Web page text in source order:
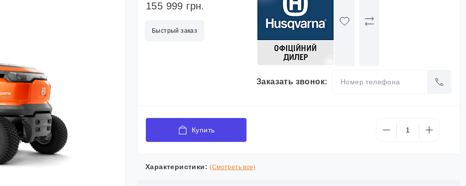
155 999 грн.
Быстрый заказ
Заказать звонок:
Купить
Характеристики: (Смотреть все)